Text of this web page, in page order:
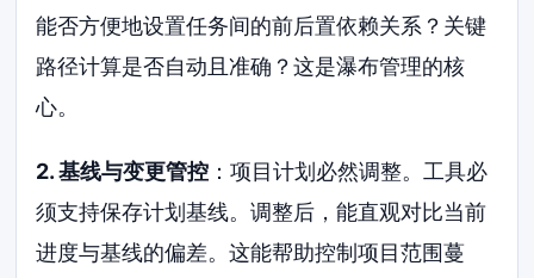
能否方便地设置任务间的前后置依赖关系？关键
路径计算是否自动且准确？这是瀑布管理的核
心。
2. 基线与变更管控 ：项目计划必然调整。工具必
须支持保存计划基线。调整后，能直观对比当前
进度与基线的偏差。这能帮助控制项目范围蔓